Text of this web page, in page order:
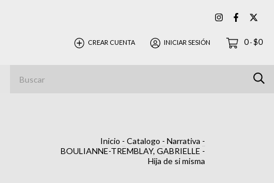
CREAR CUENTA INICIAR SESIÓN 0-$0
Inicio - Catalogo - Narrativa -
BOULIANNE-TREMBLAY, GABRIELLE -
Hija de si misma